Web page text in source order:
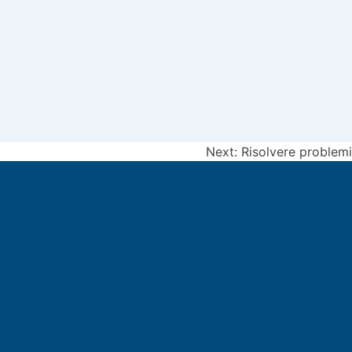
Next: Risolvere problemi